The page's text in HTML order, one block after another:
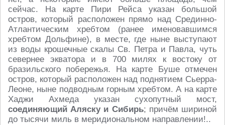
сейчас. На карте Пири Рейса указан большой
остров, который расположен прямо над Срединно-
Атлантическим хребтом (ранее именовавшимся
хребтом Дольфине), в месте, где ныне выступают
из воды крошечные скалы Св. Петра и Павла, чуть
севернее экватора и в 700 милях к востоку от
бразильского побережья. На карте Буше отмечен
остров, который расположен над поднятием Сьерра-
Леоне, ныне подводным горным хребтом. А на карте
Хаджи Ахмеда указан сухопутный мост,
соединяющий Аляску и Сибирь; причём шириной
до тысячи миль в меридиональном направлении!..